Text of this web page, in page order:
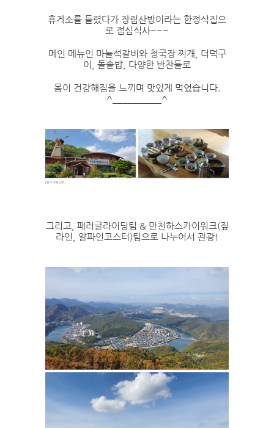
휴게소를 들렸다가 장림산방이라는 한정식집으
로 점심식사~~~
메인 메뉴인 마늘석갈비와 청국장 찌개, 더덕구
이, 돌솥밥, 다양한 반찬들로
몸이 건강해짐을 느끼며 맛있게 먹었습니다.
^__________^
그리고, 패러글라이딩팀 & 만천하스카이워크(짚
라인, 알파인코스터)팀으로 나누어서 관광!